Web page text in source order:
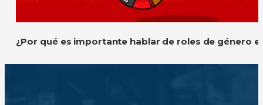
¿Por qué es importante hablar de roles de género